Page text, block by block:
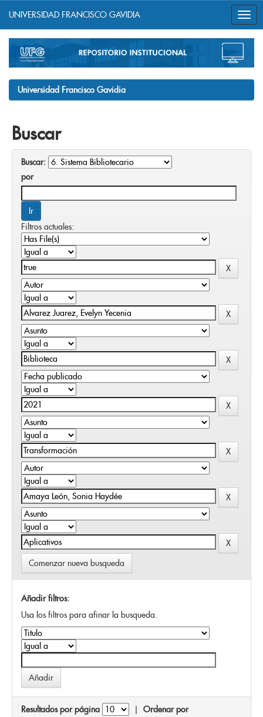
navigation
UNIVERSIDAD FRANCISCO GAVIDIA
Universidad Francisco Gavidia
Buscar
Buscar:
por
Filtros actuales:
Comenzar nueva busqueda
Añadir filtros:
Usa los filtros para afinar la busqueda.
Resultados por página | Ordenar por